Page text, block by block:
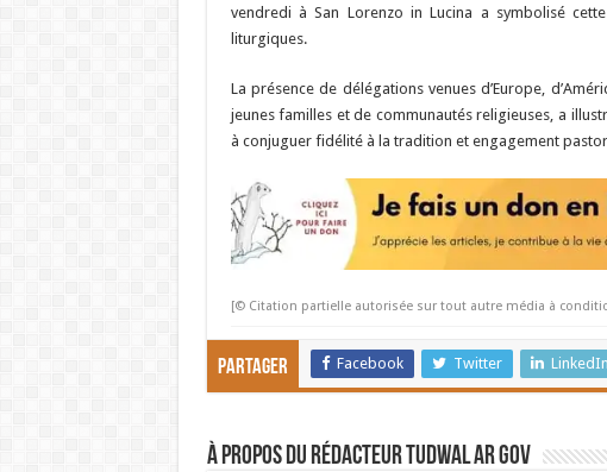
vendredi à San Lorenzo in Lucina a symbolisé
liturgiques.
La présence de délégations venues d’Europe,
jeunes familles et de communautés religieuses, a
à conjuguer fidélité à la tradition et engagement
[© Citation partielle autorisée sur tout autre média à
Partager Facebook Twitter LinkedIn
À propos du rédacteur Tudwal Ar Gov